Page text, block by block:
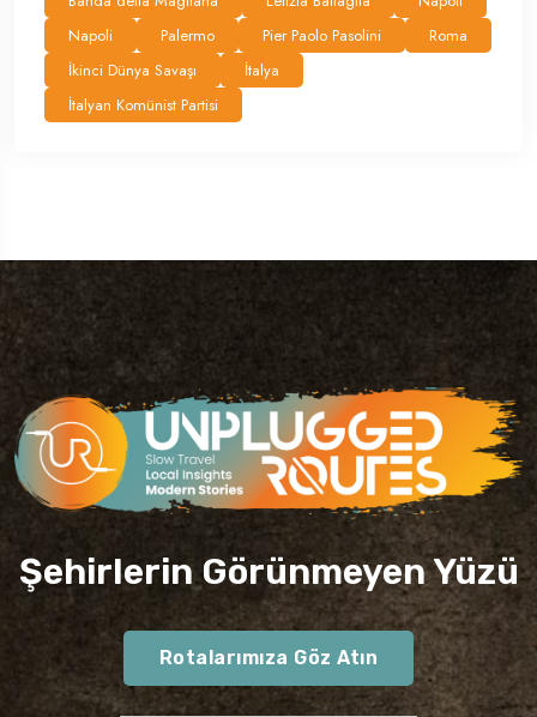
Napoli
Palermo Pier Paolo Pasolini
Roma
İkinci Dünya Savaşı
İtalya
İtalyan Komünist Partisi
Şehirlerin Görünmeyen Yüzü
Rotalarımıza Göz Atın